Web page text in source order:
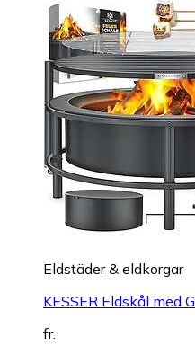
Eldstäder & eldkorgar
KESSER Eldskål med
fr.